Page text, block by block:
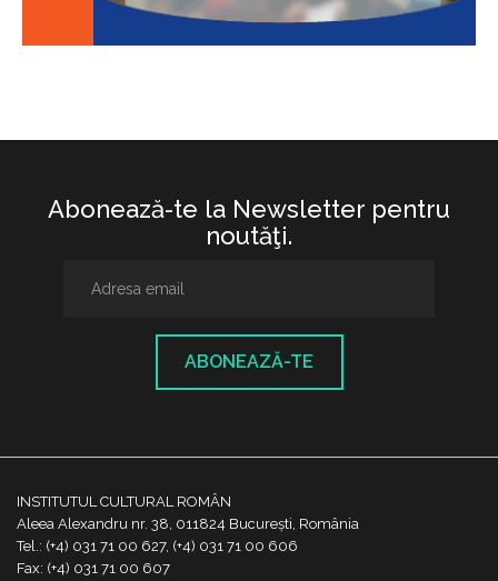
Abonează-te la Newsletter pentru
noutăţi.
ABONEAZĂ-TE
INSTITUTUL CULTURAL ROMÂN
Aleea Alexandru nr. 38, 011824 București, România
Tel.: (+4) 031 71 00 627, (+4) 031 71 00 606
Fax: (+4) 031 71 00 607